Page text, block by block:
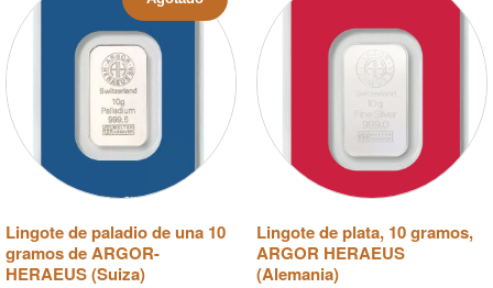
Lingote de paladio de una 10
gramos de ARGOR-
HERAEUS (Suiza)
Lingote de plata, 10 gramos,
ARGOR HERAEUS
(Alemania)